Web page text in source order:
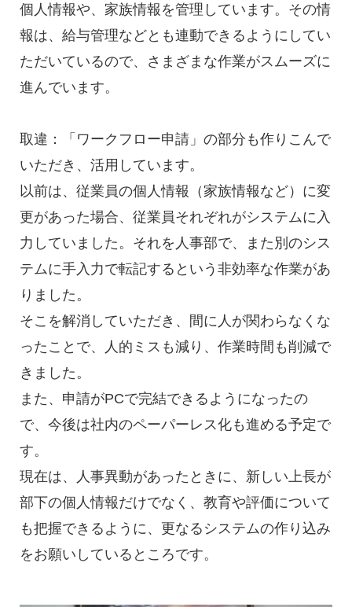
個人情報や、家族情報を管理しています。その情
報は、給与管理などとも連動できるようにしてい
ただいているので、さまざまな作業がスムーズに
進んでいます。
取違：「ワークフロー申請」の部分も作りこんで
いただき、活用しています。
以前は、従業員の個人情報（家族情報など）に変
更があった場合、従業員それぞれがシステムに入
力していました。それを人事部で、また別のシス
テムに手入力で転記するという非効率な作業があ
りました。
そこを解消していただき、間に人が関わらなくな
ったことで、人的ミスも減り、作業時間も削減で
きました。
また、申請がPCで完結できるようになったの
で、今後は社内のペーパーレス化も進める予定で
す。
現在は、人事異動があったときに、新しい上長が
部下の個人情報だけでなく、教育や評価について
も把握できるように、更なるシステムの作り込み
をお願いしているところです。